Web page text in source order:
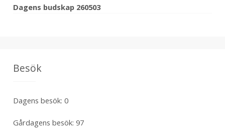
Dagens budskap 260503
Besök
Dagens besök: 0
Gårdagens besök: 97